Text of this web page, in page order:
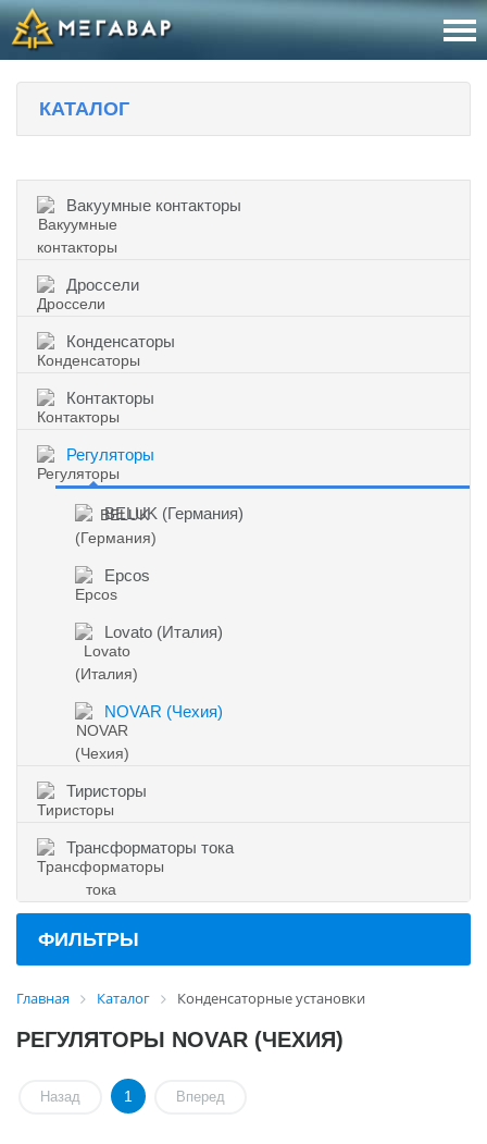
8
КАТАЛОГ
Вакуумные контакторы
Дроссели
Конденсаторы
Контакторы
Регуляторы
BELUK (Германия)
Epcos
Lovato (Италия)
NOVAR (Чехия)
Тиристоры
Трансформаторы тока
ФИЛЬТРЫ
Главная Каталог Конденсаторные установки
РЕГУЛЯТОРЫ NOVAR (ЧЕХИЯ)
Назад 1 Вперед